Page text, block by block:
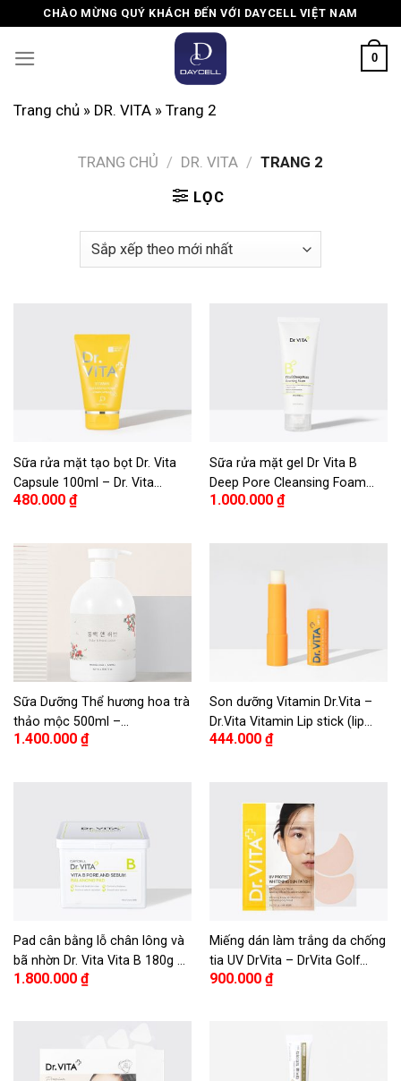
content
CHÀO MỪNG QUÝ KHÁCH ĐẾN VỚI DAYCELL VIỆT NAM
0
Trang chủ » DR. VITA » Trang 2
TRANG CHỦ / DR. VITA / TRANG 2
LỌC
Sữa rửa mặt tạo bọt Dr. Vita
Capsule 100ml – Dr. Vita
Capsule Cleansing Foam
480.000 ₫
Sữa rửa mặt gel Dr Vita B
Deep Pore Cleansing Foam
100ml
1.000.000 ₫
Sữa Dưỡng Thể hương hoa trà
thảo mộc 500ml –
Rendezvous Camellia Herb
1.400.000 ₫
Son dưỡng Vitamin Dr.Vita –
Dr.Vita Vitamin Lip stick (lip
balm)
444.000 ₫
Pad cân bằng lỗ chân lông và
bã nhờn Dr. Vita Vita B 180g –
Dr. Vita Vita B Pore and
1.800.000 ₫
Miếng dán làm trắng da chống
tia UV DrVita – DrVita Golf
Patch
900.000 ₫